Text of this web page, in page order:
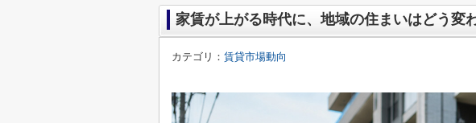
家賃が上がる時代に、地域の住まいはどう変
カテゴリ： 賃貸市場動向